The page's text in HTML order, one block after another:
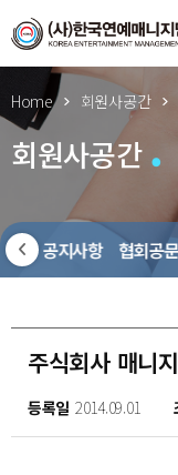
Home 회원사공간
회원사공간
원사 공지사항 협회공
주식회사 매니
등록일 2014.09.01